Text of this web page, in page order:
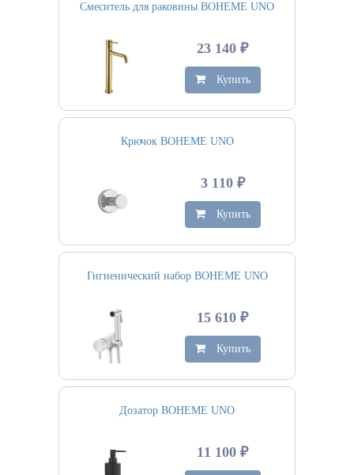
Смеситель для раковины BOHEME UNO
23 140 ₽
Купить
Крючок BOHEME UNO
3 110 ₽
Купить
Гигиенический набор BOHEME UNO
15 610 ₽
Купить
Дозатор BOHEME UNO
11 100 ₽